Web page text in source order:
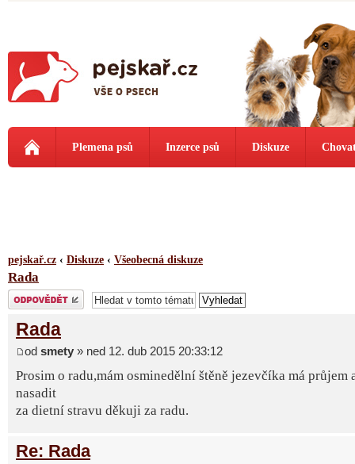
Plemena psů Inzerce psů Diskuze
pejskař.cz ‹ Diskuze ‹ Všeobecná diskuze
Rada
Odeslat odpověď
Rada
od smety » ned 12. dub 2015 20:33:12
Prosim o radu,mám osminedělní štěně jezevčíka má průjem
nasadit
za dietní stravu děkuji za radu.
Re: Rada